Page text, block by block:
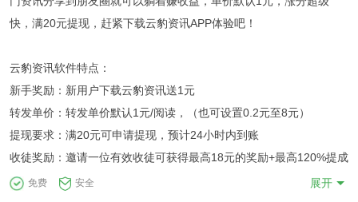
快，满20元提现，赶紧下载云豹资讯APP体验吧！
云豹资讯软件特点：
新手奖励：新用户下载云豹资讯送1元
转发单价：转发单价默认1元/阅读，（也可设置0.2元至8元）
提现要求：满20元可申请提现，预计24小时内到账
收徒奖励：邀请一位有效收徒可获得最高18元的奖励+最高120%提成
免费 安全 展开